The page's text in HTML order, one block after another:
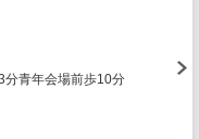
分青年会場前歩10分